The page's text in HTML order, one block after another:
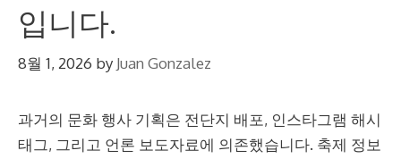
입니다.
8월 1, 2026 by Juan Gonzalez
과거의 문화 행사 기획은 전단지 배포, 인스타그램 해시
태그, 그리고 언론 보도자료에 의존했습니다. 축제 정보